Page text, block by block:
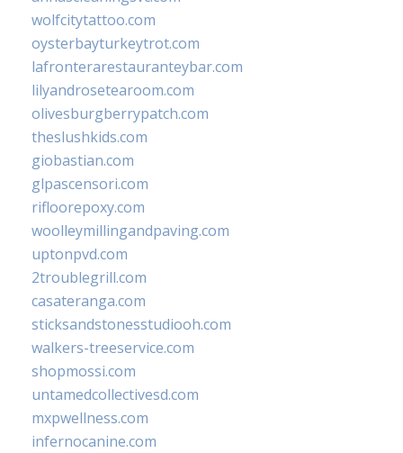
wolfcitytattoo.com
oysterbayturkeytrot.com
lafronterarestauranteybar.com
lilyandrosetearoom.com
olivesburgberrypatch.com
theslushkids.com
giobastian.com
glpascensori.com
rifloorepoxy.com
woolleymillingandpaving.com
uptonpvd.com
2troublegrill.com
casateranga.com
sticksandstonesstudiooh.com
walkers-treeservice.com
shopmossi.com
untamedcollectivesd.com
mxpwellness.com
infernocanine.com